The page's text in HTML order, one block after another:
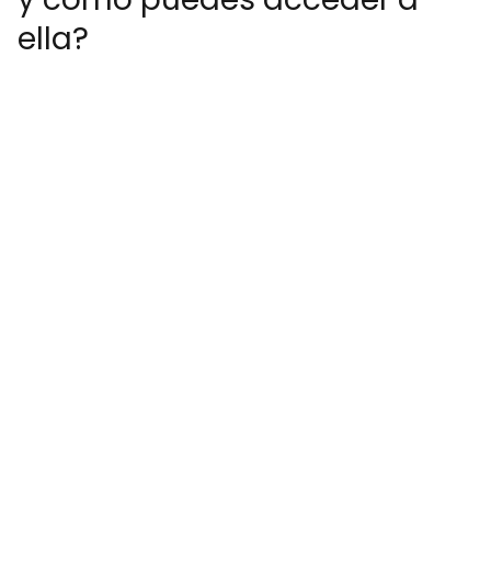
ella?